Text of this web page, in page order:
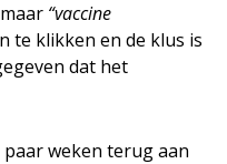
“vaccine
te klikken en de klus is
dat het
weken terug aan